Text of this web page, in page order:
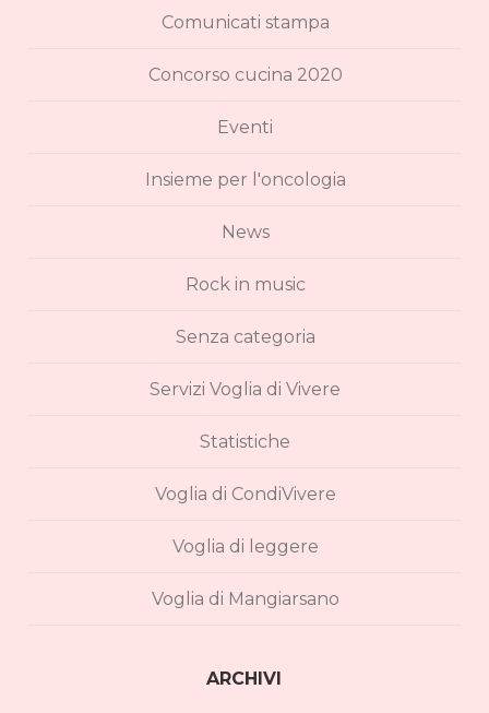
Comunicati stampa
Concorso cucina 2020
Eventi
Insieme per l'oncologia
News
Rock in music
Senza categoria
Servizi Voglia di Vivere
Statistiche
Voglia di CondiVivere
Voglia di leggere
Voglia di Mangiarsano
ARCHIVI